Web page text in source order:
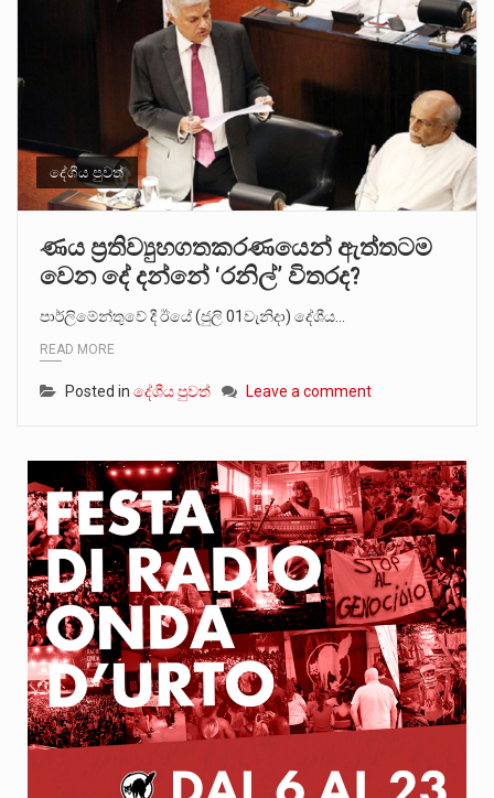
දේශීය පුවත්
ණය ප්‍රතිව්‍යුහගතකරණයෙන් ඇත්තටම
වෙන දේ දන්නේ ‘රනිල්’ විතරද?
පාර්ලිමේන්තුවේ දී ඊයේ (ජුලි 01වැනිදා) දේශීය…
READ MORE
Posted in දේශීය පුවත් Leave a comment